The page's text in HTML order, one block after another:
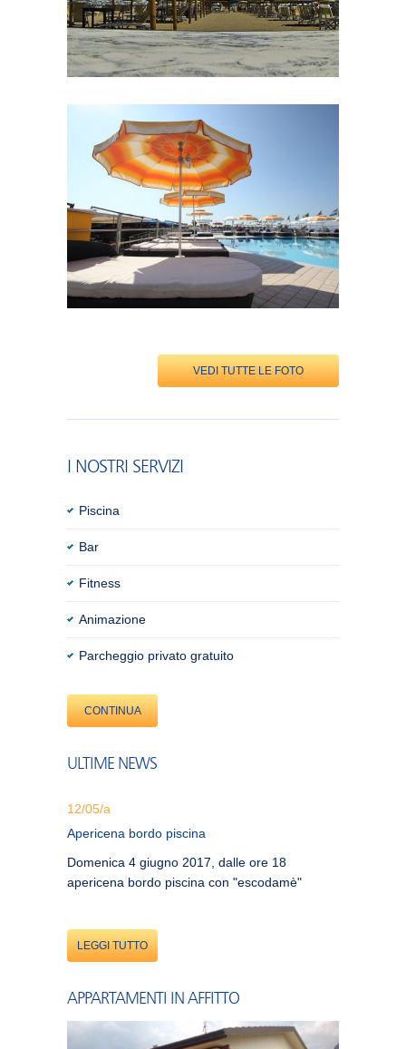
VEDI TUTTE LE FOTO
I NOSTRI SERVIZI
Piscina
Bar
Fitness
Animazione
Parcheggio privato gratuito
CONTINUA
ULTIME NEWS
12/05/a
Apericena bordo piscina
Domenica 4 giugno 2017, dalle ore 18
apericena bordo piscina con "escodamè"
LEGGI TUTTO
APPARTAMENTI IN AFFITTO